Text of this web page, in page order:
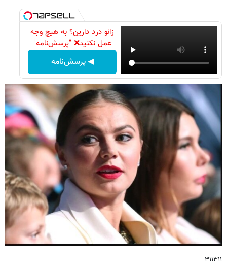
زانو درد دارین؟ به هیچ وجه
عمل نکنید❌ "پرسش‌نامه"
◀ پرسش‌نامه
۳۱۱۳۱۱